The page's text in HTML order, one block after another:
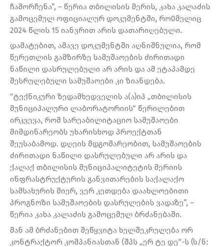
ჩამორჩენა”, – წერია თბილისის მერის, კახა კალაძის
გამოცემულ ოფიციალურ დოკუმენტში, რო0მელიც
2024 წლის 15 იანვრით არის დათარიღებული.
დამატებით, ამავე დოკუმენტში აღნიშნულია, რომ
წერეთლის გამზირზე სამუშაოების ძირითადი
ნაწილი დასრულებული არ არის და ამ ეტაპამდე
შესრულებული სამუშაოები კი ზიანდება.
“ტექნიკური ზედამხედველის ა(ა)იპ „თბილისის
მუნიციპალური ლაბორატორიის“ წერილებით
ირკვევა, რომ სარეაბილიტაციო სამუშაოები
მიმდინარეობს უხარისხოდ პროექტთან
შეუსაბამოდ. დღეის მდგომარეობით, სამუშაოების
ძირითადი ნაწილი დასრულებული არ არის და
ქალაქ თბილისის მუნიციპალიტეტის მერიის
ინფრასტრუქტურის განვითარების საქალაქო
სამსახურის მიერ, ვერ კეთდება დაახლოებითი
პროგნოზი სამუშაოების დასრულების ვადაზე”, –
წერია კახა კალაძის გამოცემულ ბრძანებაში.
მან ამ ბრძანებით შეწყვიტა ხელშეკრულება ორ
კონტრაქტორ კომპანიასთან (შპს „ერ ტე დე“-ს (ს/ნ: